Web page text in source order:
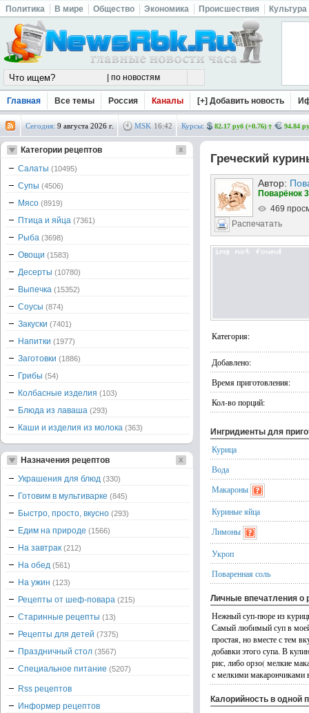
Политика В мире Общество Экономика Происшествия Культура
Главная Все темы Россия Каналы [+] Добавить новость
Сегодня: 9 августа 2026 г. MSK 16:42 Курсы: 82.17 руб (+0.76) 94.84
Греческий
Автор:
Поварёнок
469
Распечатать
Категория:
Добавлено:
Время приготовления:
Кол-во порций:
Ингридиенты для
Курица
Вода
Макароны
Куриные яйца
Лимоны
Укроп
Поваренная соль
Личные впечатления о
Нежный суп-пюре из
Самый любимый суп в
простая, но вместе с тем
добавки этого супа. В
рис, либо орзо( мелкие
с мелкими макарончиками
Калорийность в одной
Категории рецептов
Салаты (10495)
Супы (4506)
Мясо (8919)
Птица и яйца (7361)
Рыба (3698)
Овощи (1583)
Десерты (10780)
Выпечка (15352)
Соусы (874)
Закуски (7401)
Напитки (1977)
Заготовки (1886)
Грибы (54)
Колбасные изделия (103)
Блюда из лаваша (293)
Каши и изделия из молока (363)
Назначения рецептов
Украшения для блюд (330)
Готовим в мультиварке (845)
Быстро, просто, вкусно (293)
Едим на природе (1566)
На завтрак (212)
На обед (561)
На ужин (123)
Рецепты от шеф-повара (215)
Старинные рецепты (13)
Рецепты для детей (7375)
Праздничный стол (3567)
Специальное питание (5207)
Rss рецептов
Информер рецептов